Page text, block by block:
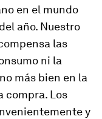
en el mundo
año. Nuestro
las
ni la
más bien en la
compra. Los
y